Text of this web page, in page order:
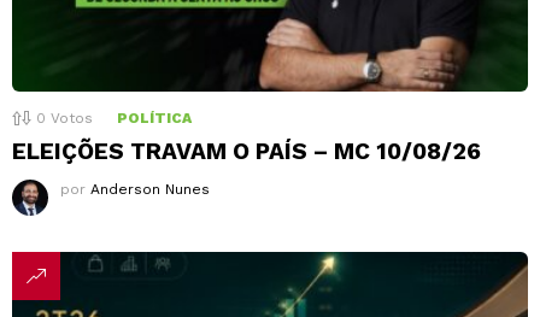
0 Votos POLÍTICA
ELEIÇÕES TRAVAM O PAÍS – MC 10/08/26
por Anderson Nunes